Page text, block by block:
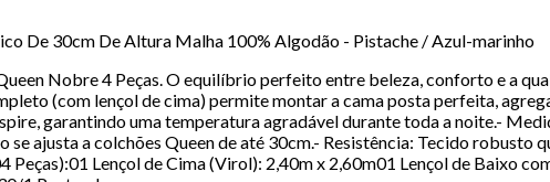
De 30cm De Altura Malha 100% Algodão - Pistache / Azul-marinho
Nobre 4 Peças. O equilíbrio perfeito entre beleza, conforto e a
(com lençol de cima) permite montar a cama posta perfeita,
garantindo uma temperatura agradável durante toda a noite.-
ajusta a colchões Queen de até 30cm.- Resistência: Tecido robusto
Lençol de Cima (Virol): 2,40m x 2,60m01 Lençol de Baixo